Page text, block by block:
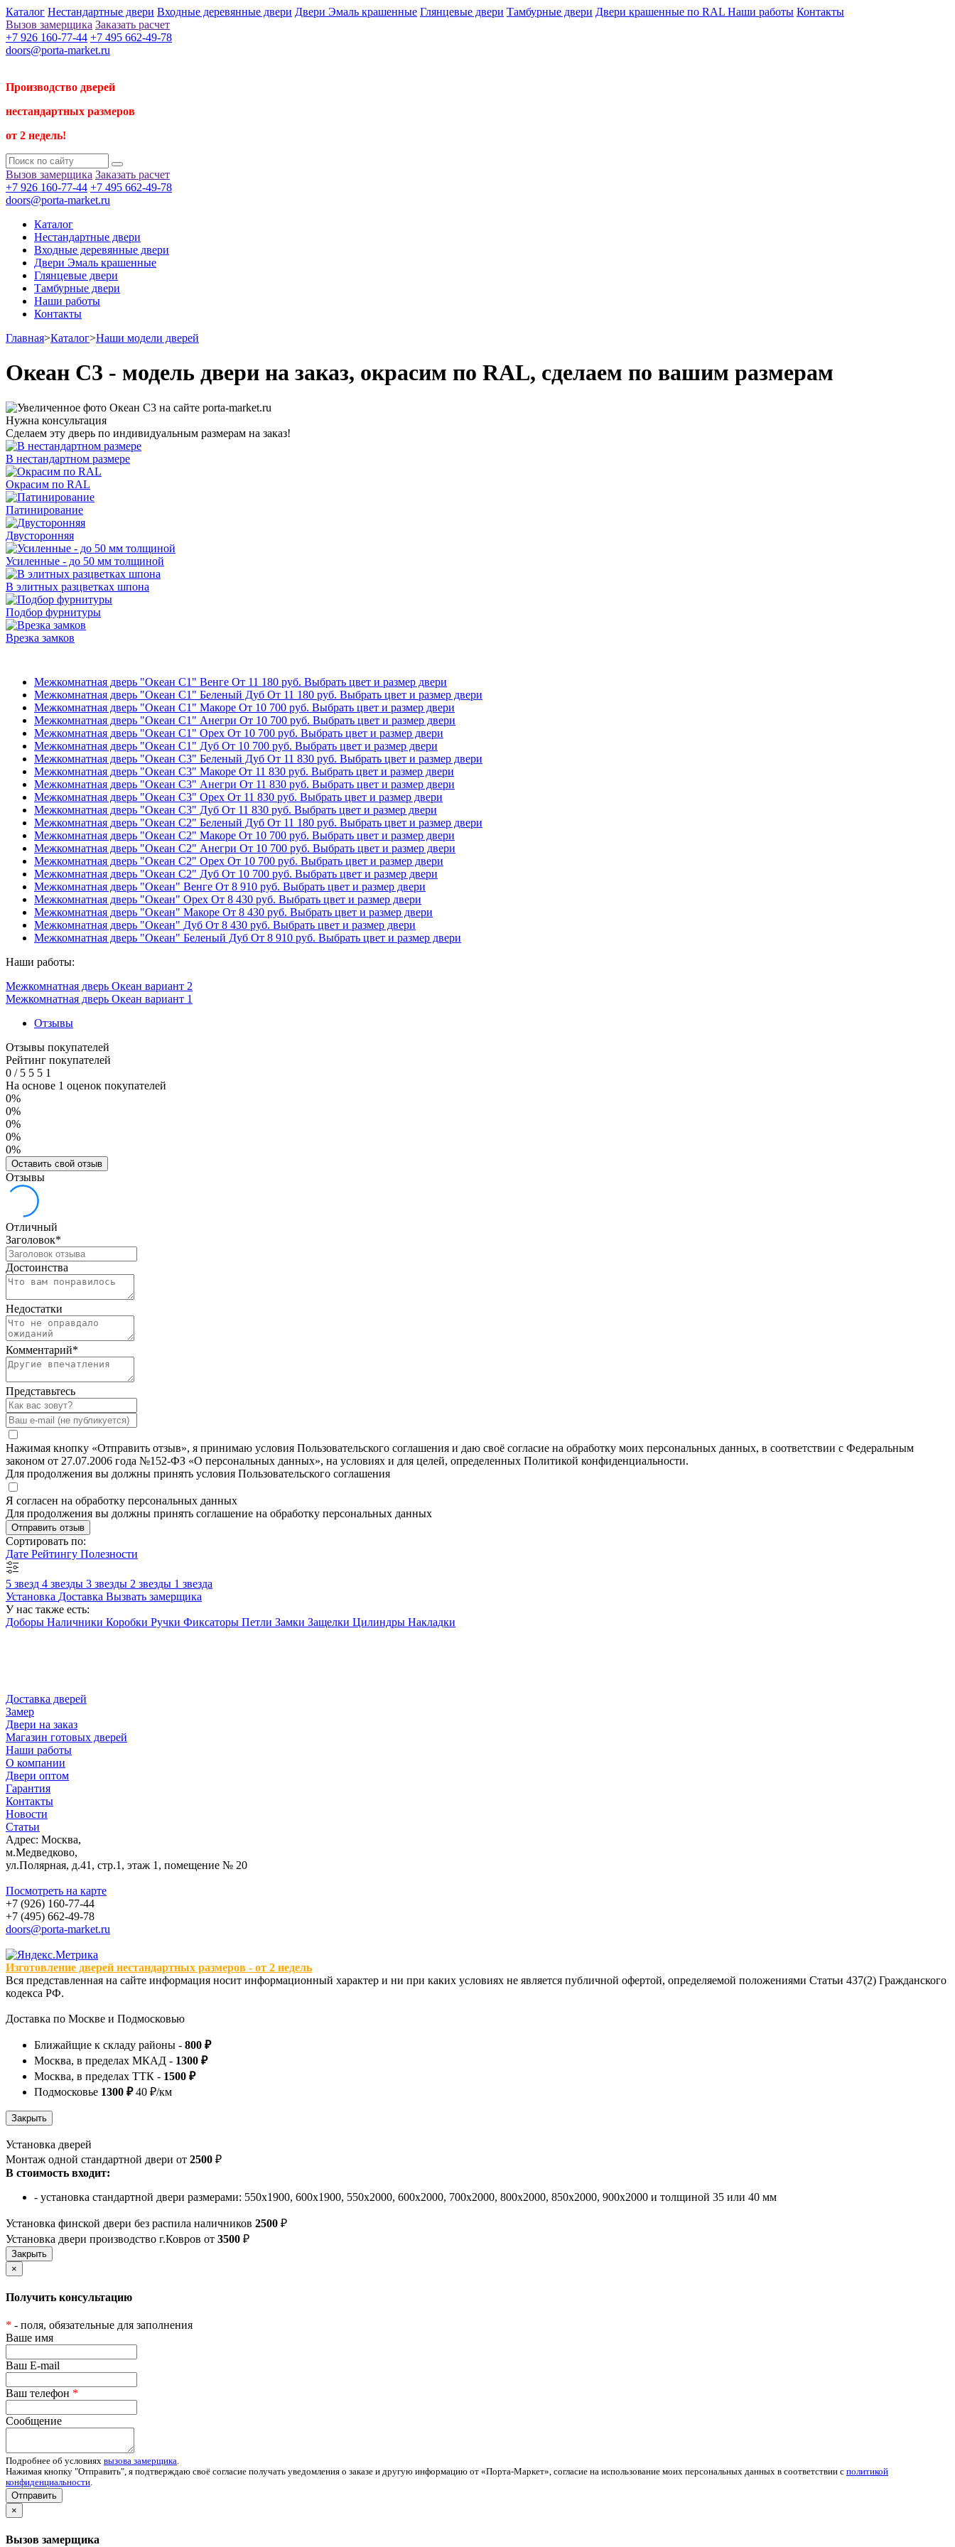
Каталог Нестандартные двери Входные деревянные двери Двери Эмаль крашенные Глянцевые двери Тамбурные двери Двери крашенные по RAL Наши работы Контакты
Вызов замерщика Заказать расчет
+7 926 160-77-44 +7 495 662-49-78
doors@porta-market.ru
Производство дверей
нестандартных размеров
от 2 недель!
Вызов замерщика Заказать расчет
+7 926 160-77-44 +7 495 662-49-78
doors@porta-market.ru
Каталог
Нестандартные двери
Входные деревянные двери
Двери Эмаль крашенные
Глянцевые двери
Тамбурные двери
Наши работы
Контакты
Главная>Каталог>Наши модели дверей
Океан С3 - модель двери на заказ, окрасим по RAL, сделаем по вашим размерам
Нужна консультация
Сделаем эту дверь по индивидуальным размерам на заказ!
В нестандартном размере
Окрасим по RAL
Патинирование
Двусторонняя
Усиленные - до 50 мм толщиной
В элитных разцветках шпона
Подбор фурнитуры
Врезка замков
Межкомнатная дверь "Океан С1" Венге От 11 180 руб. Выбрать цвет и размер двери
Межкомнатная дверь "Океан С1" Беленый Дуб От 11 180 руб. Выбрать цвет и размер двери
Межкомнатная дверь "Океан С1" Макоре От 10 700 руб. Выбрать цвет и размер двери
Межкомнатная дверь "Океан С1" Анегри От 10 700 руб. Выбрать цвет и размер двери
Межкомнатная дверь "Океан С1" Орех От 10 700 руб. Выбрать цвет и размер двери
Межкомнатная дверь "Океан С1" Дуб От 10 700 руб. Выбрать цвет и размер двери
Межкомнатная дверь "Океан С3" Беленый Дуб От 11 830 руб. Выбрать цвет и размер двери
Межкомнатная дверь "Океан С3" Макоре От 11 830 руб. Выбрать цвет и размер двери
Межкомнатная дверь "Океан С3" Анегри От 11 830 руб. Выбрать цвет и размер двери
Межкомнатная дверь "Океан С3" Орех От 11 830 руб. Выбрать цвет и размер двери
Межкомнатная дверь "Океан С3" Дуб От 11 830 руб. Выбрать цвет и размер двери
Межкомнатная дверь "Океан С2" Беленый Дуб От 11 180 руб. Выбрать цвет и размер двери
Межкомнатная дверь "Океан С2" Макоре От 10 700 руб. Выбрать цвет и размер двери
Межкомнатная дверь "Океан С2" Анегри От 10 700 руб. Выбрать цвет и размер двери
Межкомнатная дверь "Океан С2" Орех От 10 700 руб. Выбрать цвет и размер двери
Межкомнатная дверь "Океан С2" Дуб От 10 700 руб. Выбрать цвет и размер двери
Межкомнатная дверь "Океан" Венге От 8 910 руб. Выбрать цвет и размер двери
Межкомнатная дверь "Океан" Орех От 8 430 руб. Выбрать цвет и размер двери
Межкомнатная дверь "Океан" Макоре От 8 430 руб. Выбрать цвет и размер двери
Межкомнатная дверь "Океан" Дуб От 8 430 руб. Выбрать цвет и размер двери
Межкомнатная дверь "Океан" Беленый Дуб От 8 910 руб. Выбрать цвет и размер двери
Наши работы:
Межкомнатная дверь Океан вариант 2
Межкомнатная дверь Океан вариант 1
Отзывы
Отзывы покупателей
Рейтинг покупателей
0 /5 5 5 1
На основе 1 оценок покупателей
0%
0%
0%
0%
0%
Оставить свой отзыв
Отзывы
Отличный
Заголовок*
Достоинства
Недостатки
Комментарий*
Представьтесь
Нажимая кнопку «Отправить отзыв», я принимаю условия Пользовательского соглашения и даю своё согласие на обработку моих персональных данных, в соответствии с Федеральным
законом от 27.07.2006 года №152-ФЗ «О персональных данных», на условиях и для целей, определенных Политикой конфиденциальности.
Для продолжения вы должны принять условия Пользовательского соглашения
Я согласен на обработку персональных данных
Для продолжения вы должны принять соглашение на обработку персональных данных
Отправить отзыв
Сортировать по:
Дате Рейтингу Полезности
5 звезд 4 звезды 3 звезды 2 звезды 1 звезда
Установка Доставка Вызвать замерщика
У нас также есть:
Доборы Наличники Коробки Ручки Фиксаторы Петли Замки Защелки Цилиндры Накладки
Доставка дверей
Замер
Двери на заказ
Магазин готовых дверей
Наши работы
О компании
Двери оптом
Гарантия
Контакты
Новости
Статьи
Адрес: Москва,
м.Медведково,
ул.Полярная, д.41, стр.1, этаж 1, помещение № 20
Посмотреть на карте
+7 (926) 160-77-44
+7 (495) 662-49-78
doors@porta-market.ru
Изготовление дверей нестандартных размеров - от 2 недель
Вся представленная на сайте информация носит информационный характер и ни при каких условиях не является публичной офертой, определяемой положениями Статьи 437(2) Гражданского
кодекса РФ.
Доставка по Москве и Подмосковью
Ближайщие к складу районы - 800 ₽
Москва, в пределах МКАД - 1300 ₽
Москва, в пределах ТТК - 1500 ₽
Подмосковье 1300 ₽40 ₽/км
Установка дверей
Монтаж одной стандартной двери от 2500 ₽
В стоимость входит:
- установка стандартной двери размерами: 550х1900, 600х1900, 550х2000, 600х2000, 700х2000, 800х2000, 850х2000, 900х2000 и толщиной 35 или 40 мм
Установка финской двери без распила наличников 2500 ₽
Установка двери производство г.Ковров от 3500 ₽
×
Получить консультацию
* - поля, обязательные для заполнения
Ваше имя
Ваш E-mail
Ваш телефон *
Сообщение
Подробнее об условиях вызова замерщика.
Нажимая кнопку "Отправить", я подтверждаю своё согласие получать уведомления о заказе и другую информацию от «Порта-Маркет», согласие на использование моих персональных данных в соответствии с политикой
конфиденциальности.
Отправить
×
Вызов замерщика